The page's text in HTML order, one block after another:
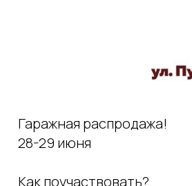
Гаражная распродажа!
28-29 июня
Как поучаствовать?